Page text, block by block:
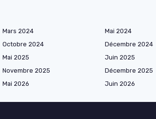
Mars 2024 Mai 2024
Octobre 2024 Décembre 2024
Mai 2025 Juin 2025
Novembre 2025 Décembre 2025
Mai 2026 Juin 2026